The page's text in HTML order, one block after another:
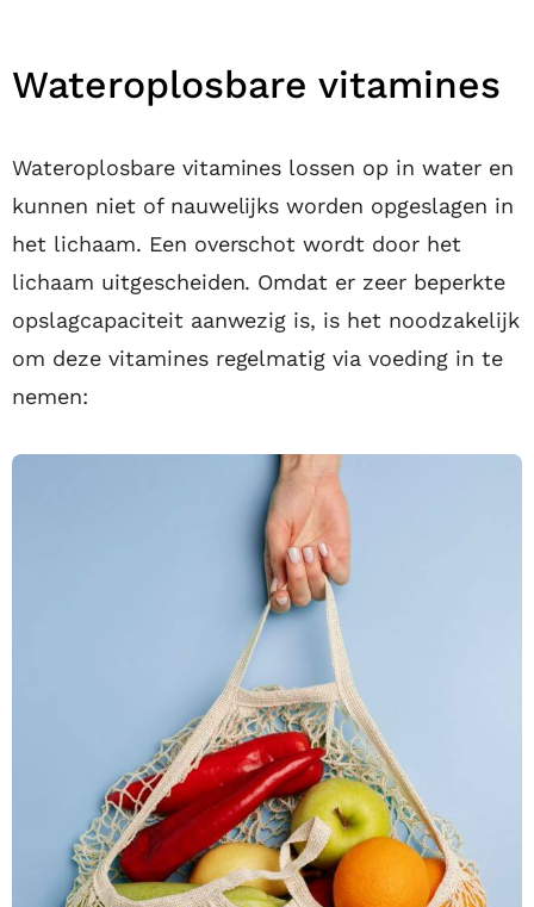
Wateroplosbare vitamines
Wateroplosbare vitamines lossen op in water en
kunnen niet of nauwelijks worden opgeslagen in
het lichaam. Een overschot wordt door het
lichaam uitgescheiden. Omdat er zeer beperkte
opslagcapaciteit aanwezig is, is het noodzakelijk
om deze vitamines regelmatig via voeding in te
nemen: